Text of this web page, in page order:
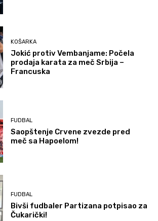
KOŠARKA
Jokić protiv Vembanjame: Počela
prodaja karata za meč Srbija –
Francuska
FUDBAL
Saopštenje Crvene zvezde pred
meč sa Hapoelom!
FUDBAL
Bivši fudbaler Partizana potpisao za
Čukarički!